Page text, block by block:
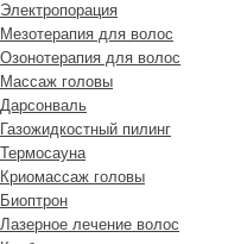
Электропорация
Мезотерапия для волос
Озонотерапия для волос
Массаж головы
Дарсонваль
Газожидкостный пилинг
Термосауна
Криомассаж головы
Биоптрон
Лазерное лечение волос